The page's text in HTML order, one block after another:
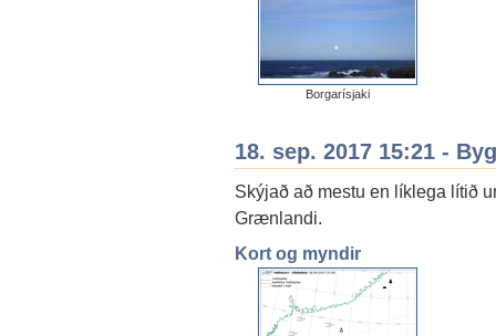
Borgarísjaki
18. sep. 2017 15:21 -
Skýjað að mestu en líklega lítið
Grænlandi.
Kort og myndir